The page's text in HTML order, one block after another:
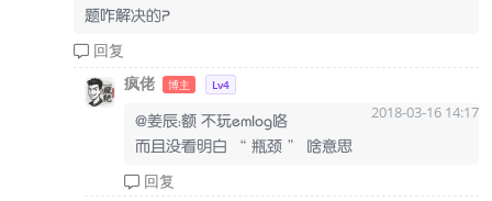
题咋解决的？
回复
疯佬
博主 Lv4
2018-03-16 14:17
@姜辰：额 不玩emlog咯
而且没看明白 “ 瓶颈 ” 啥意思
回复